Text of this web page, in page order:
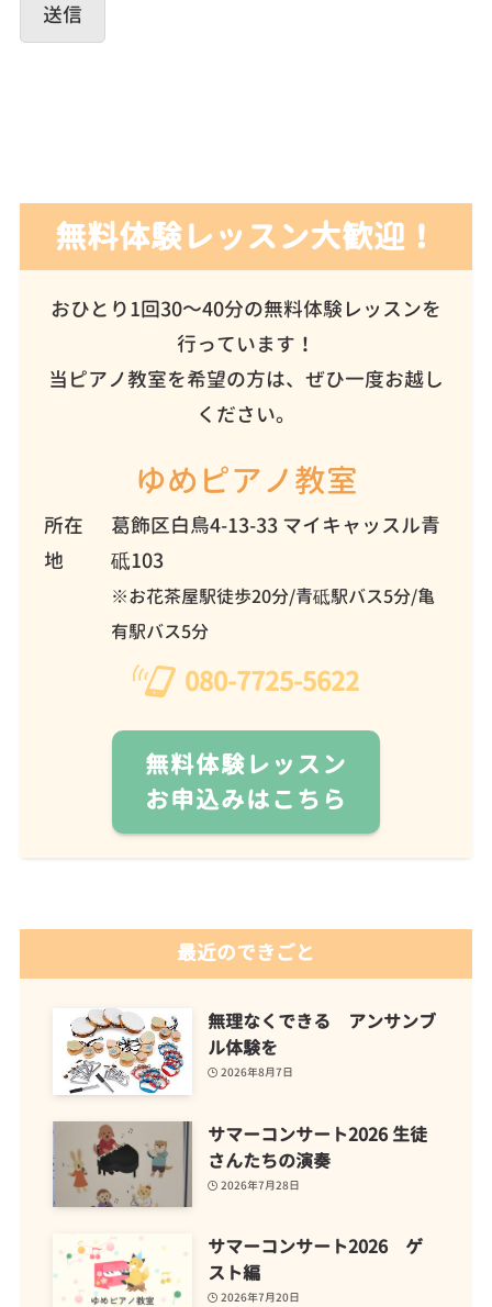
無料体験レッスン大歓迎！
おひとり1回30～40分の無料体験レッスンを
行っています！
当ピアノ教室を希望の方は、ぜひ一度お越し
ください。
ゆめピアノ教室
所在
地
葛飾区白鳥4-13-33 マイキャッスル青
砥103
※お花茶屋駅徒歩20分/青砥駅バス5分/亀
有駅バス5分
080-7725-5622
無料体験レッスン
お申込みはこちら
最近のできごと
無理なくできる アンサンブ
ル体験を
2026年8月7日
サマーコンサート2026 生徒
さんたちの演奏
2026年7月28日
サマーコンサート2026 ゲ
スト編
2026年7月20日